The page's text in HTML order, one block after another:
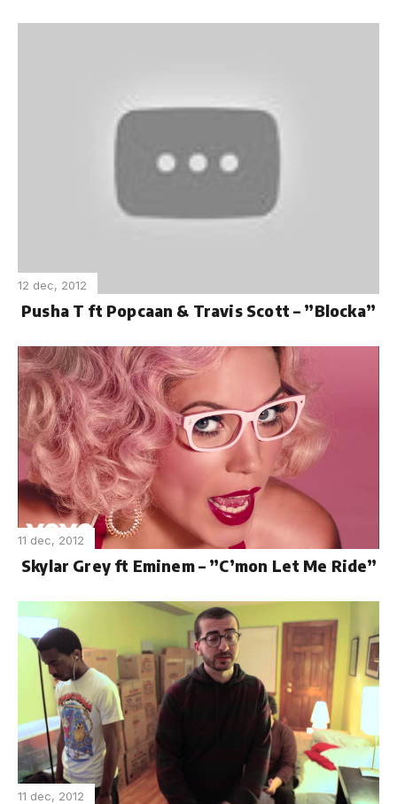
12 dec, 2012
Pusha T ft Popcaan & Travis Scott – ”Blocka”
11 dec, 2012
Skylar Grey ft Eminem – ”C’mon Let Me Ride”
11 dec, 2012